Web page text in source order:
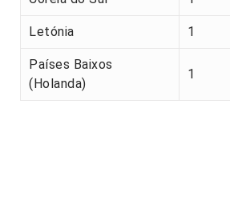
Letónia 1
Países Baixos
(Holanda)
1